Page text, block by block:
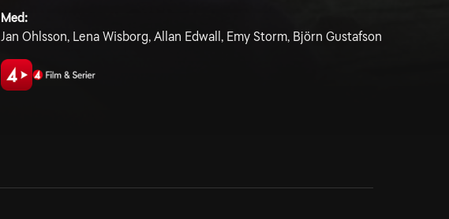
Med:
Jan Ohlsson, Lena Wisborg, Allan Edwall, Emy Storm, Björn Gustafson